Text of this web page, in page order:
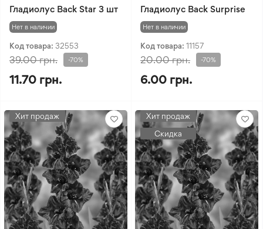
Гладиолус Back Star 3 шт
Нет в наличии
Код товара: 32553
39.00 грн. -70%
11.70 грн.
Гладиолус Back Surprise
Нет в наличии
Код товара: 11157
20.00 грн. -70%
6.00 грн.
Хит продаж
Хит продаж
Скидка